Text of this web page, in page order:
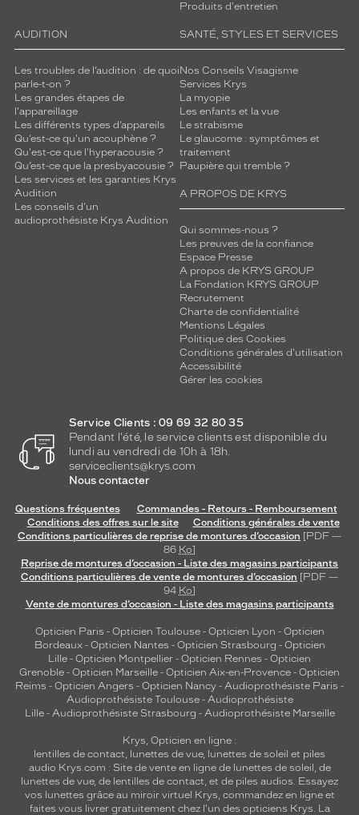
Produits d'entretien
AUDITION
Les troubles de l’audition : de quoi
parle-t-on ?
Les grandes étapes de
l'appareillage
Les différents types d’appareils
Qu’est-ce qu'un acouphène ?
Qu'est-ce que l'hyperacousie ?
Qu’est-ce que la presbyacousie ?
Les services et les garanties Krys
Audition
Les conseils d'un
audioprothésiste Krys Audition
SANTÉ, STYLES ET SERVICES
Nos Conseils Visagisme
Services Krys
La myopie
Les enfants et la vue
Le strabisme
Le glaucome : symptômes et
traitement
Paupière qui tremble ?
A PROPOS DE KRYS
Qui sommes-nous ?
Les preuves de la confiance
Espace Presse
A propos de KRYS GROUP
La Fondation KRYS GROUP
Recrutement
Charte de confidentialité
Mentions Légales
Politique des Cookies
Conditions générales d'utilisation
Accessibilité
Gérer les cookies
Service Clients : 09 69 32 80 35
Pendant l'été, le service clients est disponible du
lundi au vendredi de 10h à 18h.
serviceclients@krys.com
Nous contacter
Questions fréquentes
Commandes - Retours - Remboursement
Conditions des offres sur le site
Conditions générales de vente
Conditions particulières de reprise de montures d’occasion [PDF —
86 Ko]
Reprise de montures d’occasion - Liste des magasins participants
Conditions particulières de vente de montures d’occasion [PDF —
94 Ko]
Vente de montures d’occasion - Liste des magasins participants
Opticien Paris - Opticien Toulouse- Opticien Lyon - Opticien
Bordeaux- Opticien Nantes - Opticien Strasbourg - Opticien
Lille - Opticien Montpellier - Opticien Rennes - Opticien
Grenoble - Opticien Marseille - Opticien Aix-en-Provence - Opticien
Reims - Opticien Angers - Opticien Nancy - Audioprothésiste Paris -
Audioprothésiste Toulouse- Audioprothésiste
Lille- Audioprothésiste Strasbourg - Audioprothésiste Marseille
Krys, Opticien en ligne :
lentilles de contact, lunettes de vue, lunettes de soleil et piles
audio Krys.com : Site de vente en ligne de lunettes de soleil, de
lunettes de vue, de lentilles de contact, et de piles audios. Essayez
vos lunettes grâce au miroir virtuel Krys, commandez en ligne et
faites vous livrer gratuitement chez l'un des opticiens Krys. La